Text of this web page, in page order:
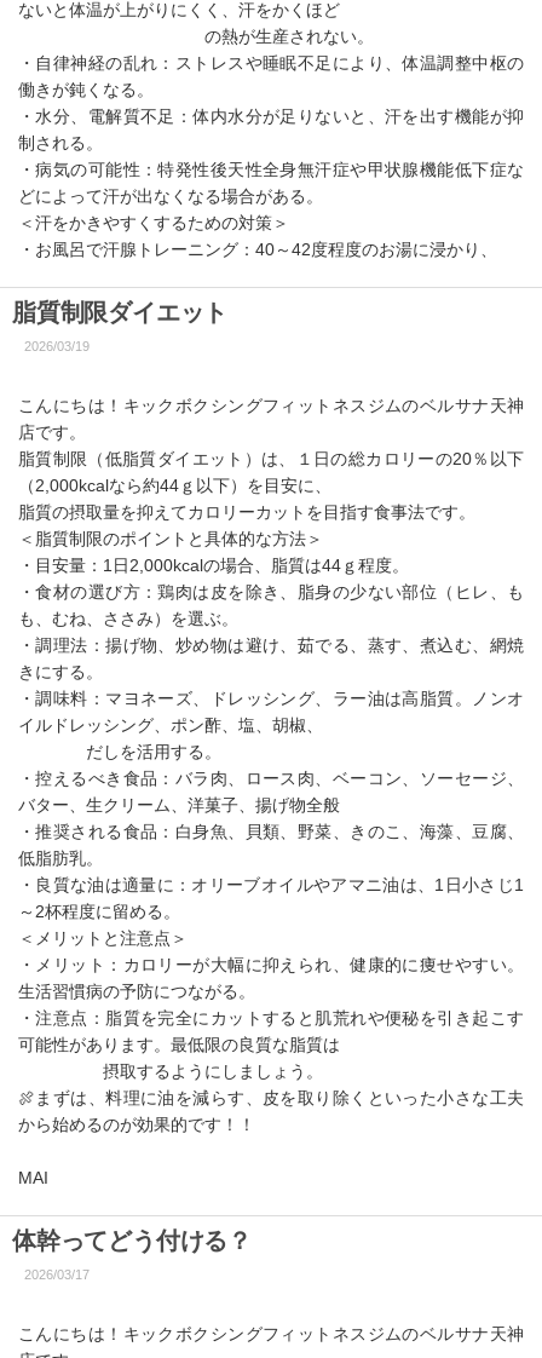
ないと体温が上がりにくく、汗をかくほど
の熱が生産されない。
・自律神経の乱れ：ストレスや睡眠不足により、体温調整中枢の
働きが鈍くなる。
・水分、電解質不足：体内水分が足りないと、汗を出す機能が抑
制される。
・病気の可能性：特発性後天性全身無汗症や甲状腺機能低下症な
どによって汗が出なくなる場合がある。
＜汗をかきやすくするための対策＞
・お風呂で汗腺トレーニング：40～42度程度のお湯に浸かり、
脂質制限ダイエット
2026/03/19
こんにちは！キックボクシングフィットネスジムのベルサナ天神
店です。
脂質制限（低脂質ダイエット）は、１日の総カロリーの20％以下
（2,000kcalなら約44ｇ以下）を目安に、
脂質の摂取量を抑えてカロリーカットを目指す食事法です。
＜脂質制限のポイントと具体的な方法＞
・目安量：1日2,000kcalの場合、脂質は44ｇ程度。
・食材の選び方：鶏肉は皮を除き、脂身の少ない部位（ヒレ、も
も、むね、ささみ）を選ぶ。
・調理法：揚げ物、炒め物は避け、茹でる、蒸す、煮込む、網焼
きにする。
・調味料：マヨネーズ、ドレッシング、ラー油は高脂質。ノンオ
イルドレッシング、ポン酢、塩、胡椒、
だしを活用する。
・控えるべき食品：バラ肉、ロース肉、ベーコン、ソーセージ、
バター、生クリーム、洋菓子、揚げ物全般
・推奨される食品：白身魚、貝類、野菜、きのこ、海藻、豆腐、
低脂肪乳。
・良質な油は適量に：オリーブオイルやアマニ油は、1日小さじ1
～2杯程度に留める。
＜メリットと注意点＞
・メリット：カロリーが大幅に抑えられ、健康的に痩せやすい。
生活習慣病の予防につながる。
・注意点：脂質を完全にカットすると肌荒れや便秘を引き起こす
可能性があります。最低限の良質な脂質は
摂取するようにしましょう。
🍖まずは、料理に油を減らす、皮を取り除くといった小さな工夫
から始めるのが効果的です！！
MAI
体幹ってどう付ける？
2026/03/17
こんにちは！キックボクシングフィットネスジムのベルサナ天神